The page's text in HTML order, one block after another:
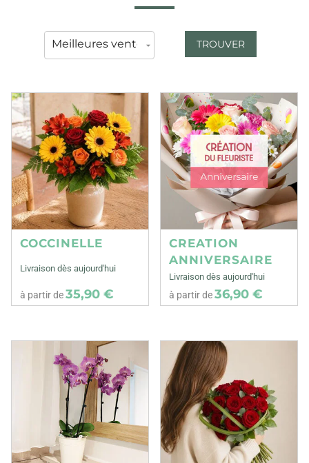
TROUVER
COCCINELLE
Livraison dès aujourd'hui
à partir de35,90 €
CREATION
ANNIVERSAIRE
Livraison dès aujourd'hui
à partir de36,90 €